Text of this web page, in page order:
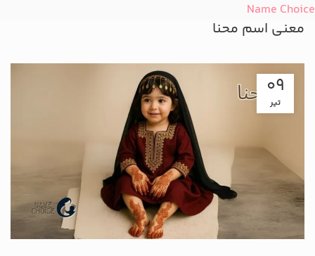
Name Choice
معنی اسم محنا
09
تیر